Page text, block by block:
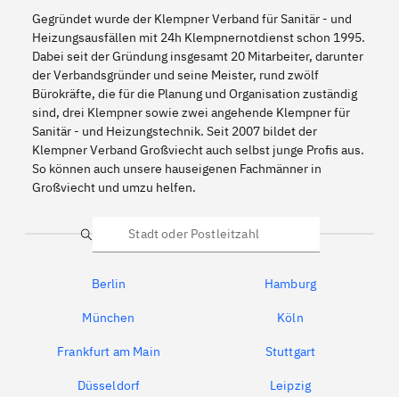
Gegründet wurde der Klempner Verband für Sanitär - und
Heizungsausfällen mit 24h Klempnernotdienst schon 1995.
Dabei seit der Gründung insgesamt 20 Mitarbeiter, darunter
der Verbandsgründer und seine Meister, rund zwölf
Bürokräfte, die für die Planung und Organisation zuständig
sind, drei Klempner sowie zwei angehende Klempner für
Sanitär - und Heizungstechnik. Seit 2007 bildet der
Klempner Verband Großviecht auch selbst junge Profis aus.
So können auch unsere hauseigenen Fachmänner in
Großviecht und umzu helfen.
Suche
Berlin Hamburg
München Köln
Frankfurt am Main Stuttgart
Düsseldorf Leipzig